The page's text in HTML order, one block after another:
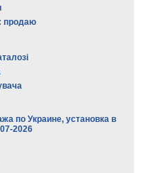
продаю
по Украине, установка в
2026